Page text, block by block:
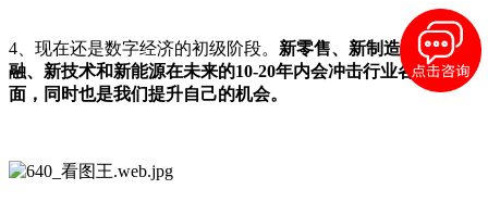
4、现在还是数字经济的初级阶段。 新零售、新制造、新金
融、新技术和新能源在未来的10-20年内会冲击行业各个方
面，同时也是我们提升自己的机会。